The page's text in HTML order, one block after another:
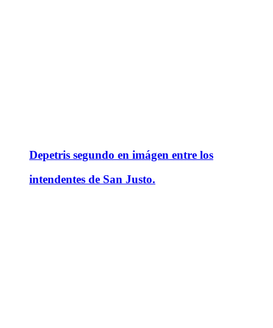
Depetris segundo en imágen entre los
intendentes de San Justo.